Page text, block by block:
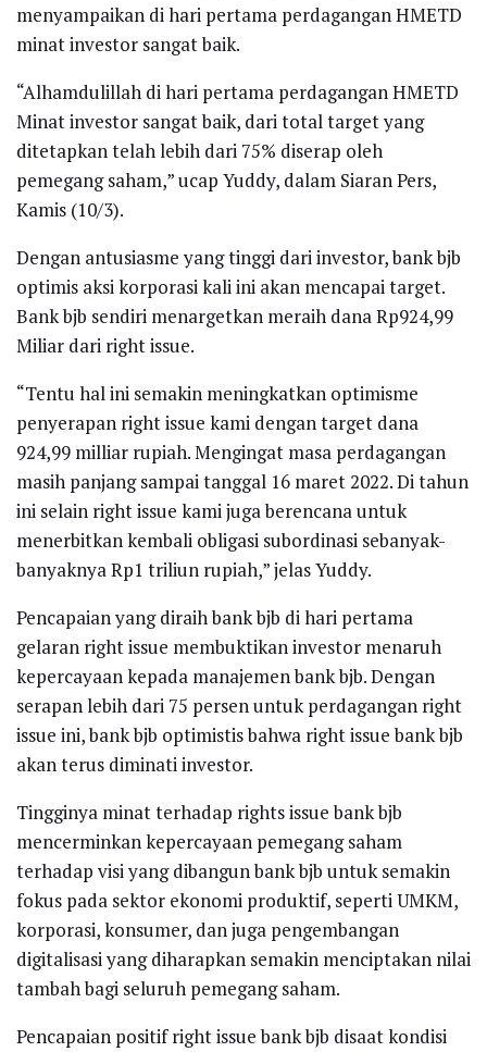
menyampaikan di hari pertama perdagangan HMETD
minat investor sangat baik.
“Alhamdulillah di hari pertama perdagangan HMETD
Minat investor sangat baik, dari total target yang
ditetapkan telah lebih dari 75% diserap oleh
pemegang saham,” ucap Yuddy, dalam Siaran Pers,
Kamis (10/3).
Dengan antusiasme yang tinggi dari investor, bank bjb
optimis aksi korporasi kali ini akan mencapai target.
Bank bjb sendiri menargetkan meraih dana Rp924,99
Miliar dari right issue.
“Tentu hal ini semakin meningkatkan optimisme
penyerapan right issue kami dengan target dana
924,99 milliar rupiah. Mengingat masa perdagangan
masih panjang sampai tanggal 16 maret 2022. Di tahun
ini selain right issue kami juga berencana untuk
menerbitkan kembali obligasi subordinasi sebanyak-
banyaknya Rp1 triliun rupiah,” jelas Yuddy.
Pencapaian yang diraih bank bjb di hari pertama
gelaran right issue membuktikan investor menaruh
kepercayaan kepada manajemen bank bjb. Dengan
serapan lebih dari 75 persen untuk perdagangan right
issue ini, bank bjb optimistis bahwa right issue bank bjb
akan terus diminati investor.
Tingginya minat terhadap rights issue bank bjb
mencerminkan kepercayaan pemegang saham
terhadap visi yang dibangun bank bjb untuk semakin
fokus pada sektor ekonomi produktif, seperti UMKM,
korporasi, konsumer, dan juga pengembangan
digitalisasi yang diharapkan semakin menciptakan nilai
tambah bagi seluruh pemegang saham.
Pencapaian positif right issue bank bjb disaat kondisi